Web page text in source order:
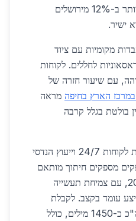
ארצית, ספקים בצפון זולים יותר ב-12% מירושלים
מקומיות עם ציוד
לחללים. לקוחות
עם שיעור חזרה של
הארץ בחיפה מראה
בולטת בגלל קרבה
יתרונות נוספים כוללים שירות לקוחות 24/7 וייעוץ הנדסי
מספקים חיתוך מותאם
במחירים נמוכים. בשנת 2026, עם צמיחת תעשייה
עומד בקצב. לקבלת
, פנו עכשיו. (סה"כ כ-1450 מילים, כולל